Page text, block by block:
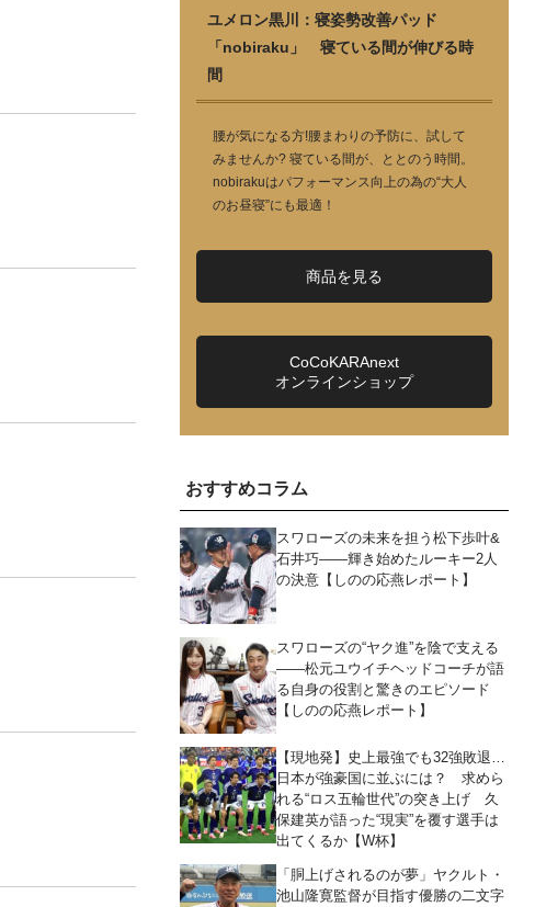
ユメロン黒川：寝姿勢改善パッド
「nobiraku」 寝ている間が伸びる時
間
腰が気になる方!腰まわりの予防に、試して
みませんか? 寝ている間が、ととのう時間。
nobirakuはパフォーマンス向上の為の“大人
のお昼寝”にも最適！
商品を見る
CoCoKARAnext
オンラインショップ
おすすめコラム
スワローズの未来を担う松下歩叶&
石井巧――輝き始めたルーキー2人
の決意【しのの応燕レポート】
スワローズの“ヤク進”を陰で支える
――松元ユウイチヘッドコーチが語
る自身の役割と驚きのエピソード
【しのの応燕レポート】
【現地発】史上最強でも32強敗退…
日本が強豪国に並ぶには？ 求めら
れる“ロス五輪世代”の突き上げ 久
保建英が語った“現実”を覆す選手は
出てくるか【W杯】
「胴上げされるのが夢」ヤクルト・
池山隆寛監督が目指す優勝の二文字